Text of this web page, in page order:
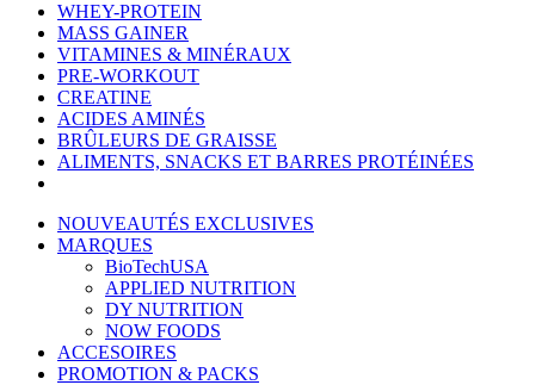
WHEY-PROTEIN
MASS GAINER
VITAMINES & MINÉRAUX
PRE-WORKOUT
CREATINE
ACIDES AMINÉS
BRÛLEURS DE GRAISSE
ALIMENTS, SNACKS ET BARRES PROTÉINÉES
NOUVEAUTÉS EXCLUSIVES
MARQUES
BioTechUSA
APPLIED NUTRITION
DY NUTRITION
NOW FOODS
ACCESOIRES
PROMOTION & PACKS